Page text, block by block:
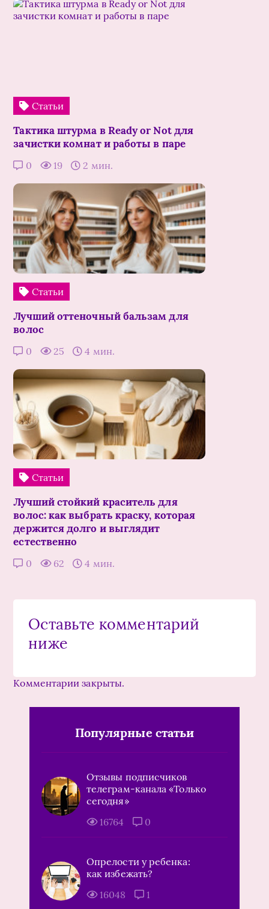
Статьи
Тактика штурма в Ready or Not для
зачистки комнат и работы в паре
0 19 2 мин.
Статьи
Лучший оттеночный бальзам для
волос
0 25 4 мин.
Статьи
Лучший стойкий краситель для
волос: как выбрать краску, которая
держится долго и выглядит
естественно
0 62 4 мин.
Оставьте комментарий
ниже
Комментарии закрыты.
Популярные статьи
Отзывы подписчиков
телеграм-канала «Только
сегодня»
16764
0
Опрелости у ребенка:
как избежать?
16048
1